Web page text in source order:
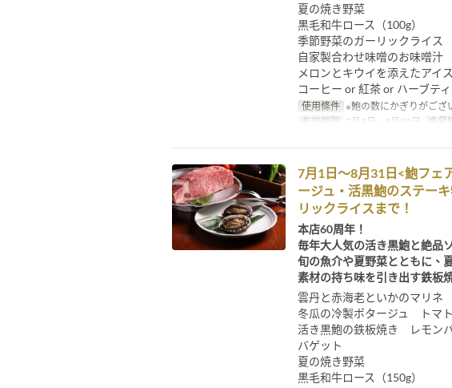
夏の焼き野菜
黒毛和牛ロース（100g）
季節野菜のガーリックライス
自家製合わせ味噌のお味噌
メロンとキウイを添えたアイ
コーヒー or 紅茶 or ハーブティ
使用條件 ※鮑の数にかぎりがござ
有效期限 7月1日 ~ 8月31日 進餐
7月1日～8月31日<鮑フェ
ージュ・活黒鮑のステー
リックライスまで！
本店60周年！
毎年大人気の活き黒鮑と絶品
旬の魚介や夏野菜とともに、
素材の持ち味を引き出す鉄板
雲丹と赤海老といかのマリネ
冬瓜の冷製ポタージュ トマ
活き黒鮑の鉄板焼き レモン
バゲット
夏の焼き野菜
黒毛和牛ロース（150g）